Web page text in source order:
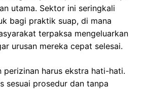
utama. Sektor ini seringkali
bagi praktik suap, di mana
terpaksa mengeluarkan
urusan mereka cepat selesai.
perizinan harus ekstra hati-hati.
sesuai prosedur dan tanpa